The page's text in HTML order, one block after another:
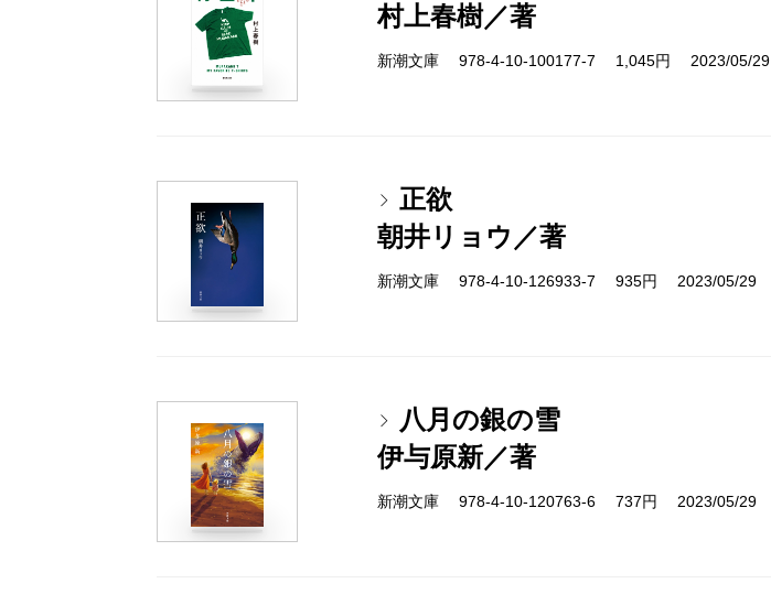
村上春樹／著
新潮文庫 978-4-10-100177-7 1,045円 2023/05/29
正欲
朝井リョウ／著
新潮文庫 978-4-10-126933-7 935円 2023/05/29
八月の銀の雪
伊与原新／著
新潮文庫 978-4-10-120763-6 737円 2023/05/29